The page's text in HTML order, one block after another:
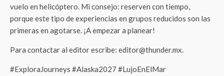
vuelo en helicóptero. Mi consejo: reserven con tiempo,
porque este tipo de experiencias en grupos reducidos son las
primeras en agotarse. ¡A empezar a planear!
Para contactar al editor escribe: editor@thunder.mx.
#ExploraJourneys #Alaska2027 #LujoEnElMar